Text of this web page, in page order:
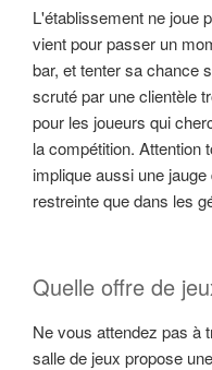
L'établissement ne joue
vient pour passer un
bar, et tenter sa chance
scruté par une clientèle
pour les joueurs qui
la compétition. Attention
implique aussi une
restreinte que dans les
Quelle offre de
Ne vous attendez pas à
salle de jeux propose